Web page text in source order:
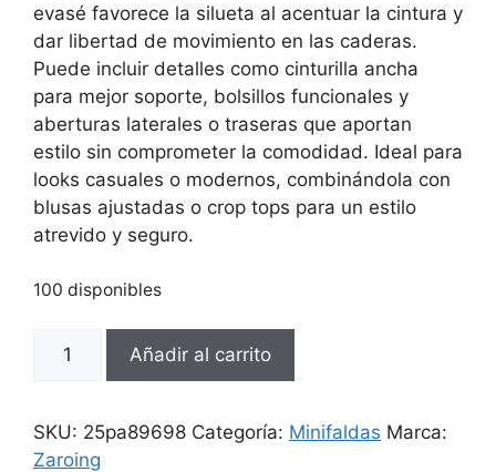
evasé favorece la silueta al acentuar la cintura y
dar libertad de movimiento en las caderas.
Puede incluir detalles como cinturilla ancha
para mejor soporte, bolsillos funcionales y
aberturas laterales o traseras que aportan
estilo sin comprometer la comodidad. Ideal para
looks casuales o modernos, combinándola con
blusas ajustadas o crop tops para un estilo
atrevido y seguro.
100 disponibles
para
cantidad
Añadir al carrito
SKU: 25pa89698 Categoría: Minifaldas Marca:
Zaroing